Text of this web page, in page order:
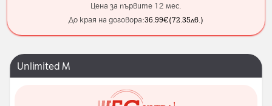
Цена за първите 12 мес.
До края на договора:36.99€(72.35лв. )
Unlimited M